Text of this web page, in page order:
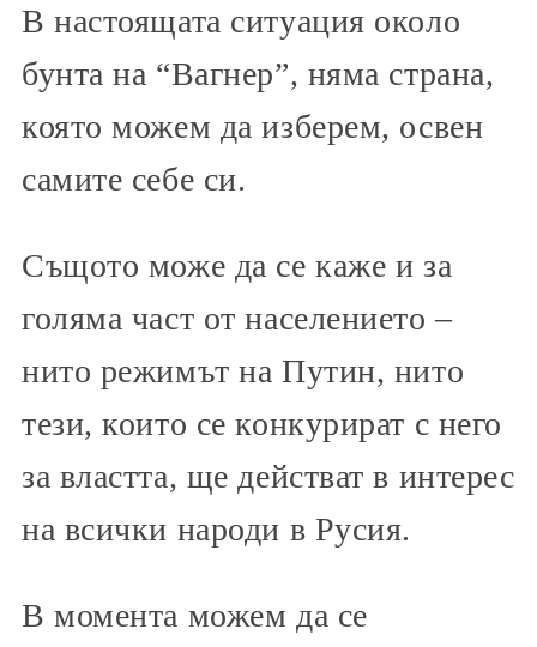
В настоящата ситуация около
бунта на “Вагнер”, няма страна,
която можем да изберем, освен
самите себе си.
Същото може да се каже и за
голяма част от населението –
нито режимът на Путин, нито
тези, които се конкурират с него
за властта, ще действат в интерес
на всички народи в Русия.
В момента можем да се